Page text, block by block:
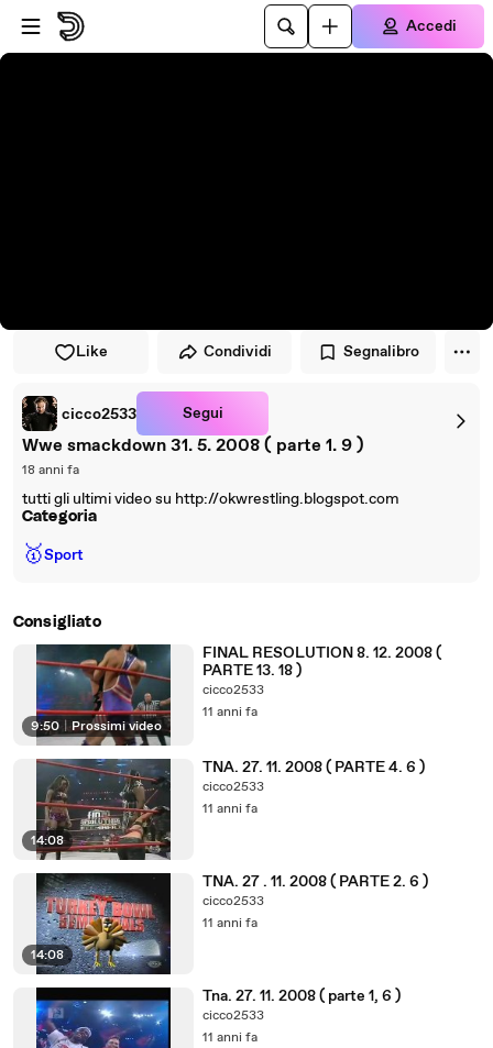
Vai al lettore
Passa al contenuto principale
Accedi
Like Condividi Segnalibro
cicco2533 Segui
Wwe smackdown 31. 5. 2008 ( parte 1. 9 )
18 anni fa
tutti gli ultimi video su http://okwrestling.blogspot.com
Categoria
🥇Sport
Consigliato
9:50 Prossimi video
FINAL RESOLUTION 8. 12. 2008 (
PARTE 13. 18 )
cicco2533
11 anni fa
14:08
TNA. 27. 11. 2008 ( PARTE 4. 6 )
cicco2533
11 anni fa
14:08
TNA. 27 . 11. 2008 ( PARTE 2. 6 )
cicco2533
11 anni fa
Tna. 27. 11. 2008 ( parte 1, 6 )
cicco2533
11 anni fa